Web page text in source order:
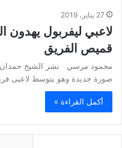
27 يناير، 2019
لاعبي ليفربول
قميص الفريق
محمود مرسي نشر الشيخ حمدان
صورة جديدة وهو يتوسط لاعبى
أكمل القراءة »